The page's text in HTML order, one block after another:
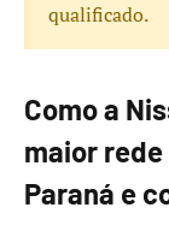
qualificado.
Como a
maior
Paraná e